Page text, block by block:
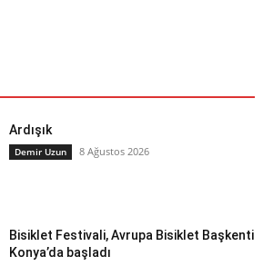
Ardışık
Demir Uzun 8 Ağustos 2026
Bisiklet Festivali, Avrupa Bisiklet Başkenti
Konya’da başladı